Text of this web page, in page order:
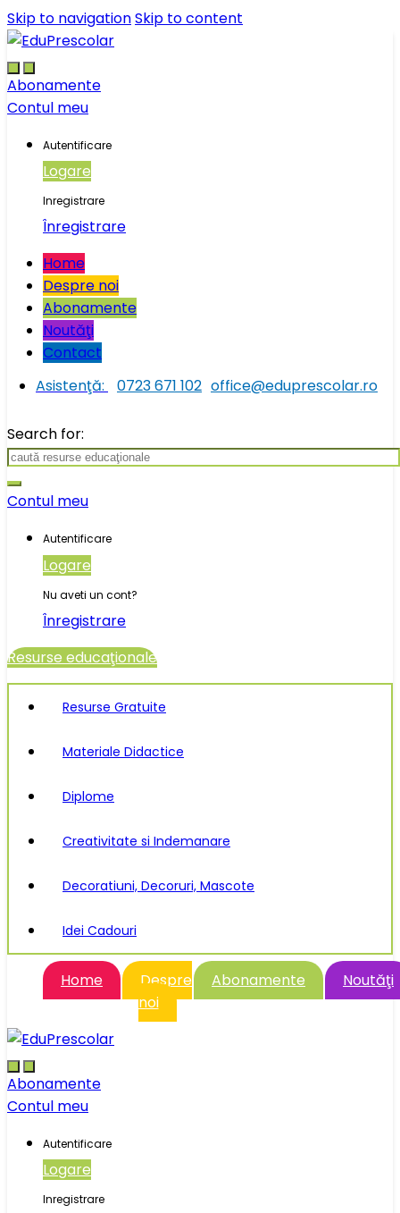
Skip to navigationSkip to content
Abonamente
Contul meu
Autentificare
Logare
Inregistrare
Înregistrare
Home
Despre noi
Abonamente
Noutăţi
Contact
Asistenţă:
0723 671 102 office@eduprescolar.ro
Search for:
Contul meu
Autentificare
Logare
Nu aveti un cont?
Înregistrare
Resurse educaţionale
Resurse Gratuite
Materiale Didactice
Diplome
Creativitate si Indemanare
Decoratiuni, Decoruri, Mascote
Idei Cadouri
Home
Despre
noi
Abonamente Noutăţi
Abonamente
Contul meu
Autentificare
Logare
Inregistrare